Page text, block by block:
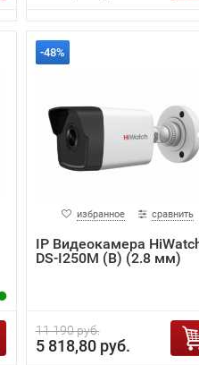
-48%
избранное сравнить
IP Видеокамера
DS-I250M (B) (2.8 мм)
11 190 руб.
5 818,80 руб.